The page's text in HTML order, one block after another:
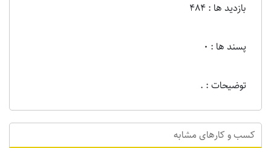
بازدید ها : 484
پسند ها : 0
توضیحات : .
کسب و کارهای مشابه